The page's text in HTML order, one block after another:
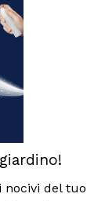
nocivi del tuo